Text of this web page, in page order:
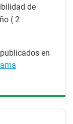
de
( 2
en